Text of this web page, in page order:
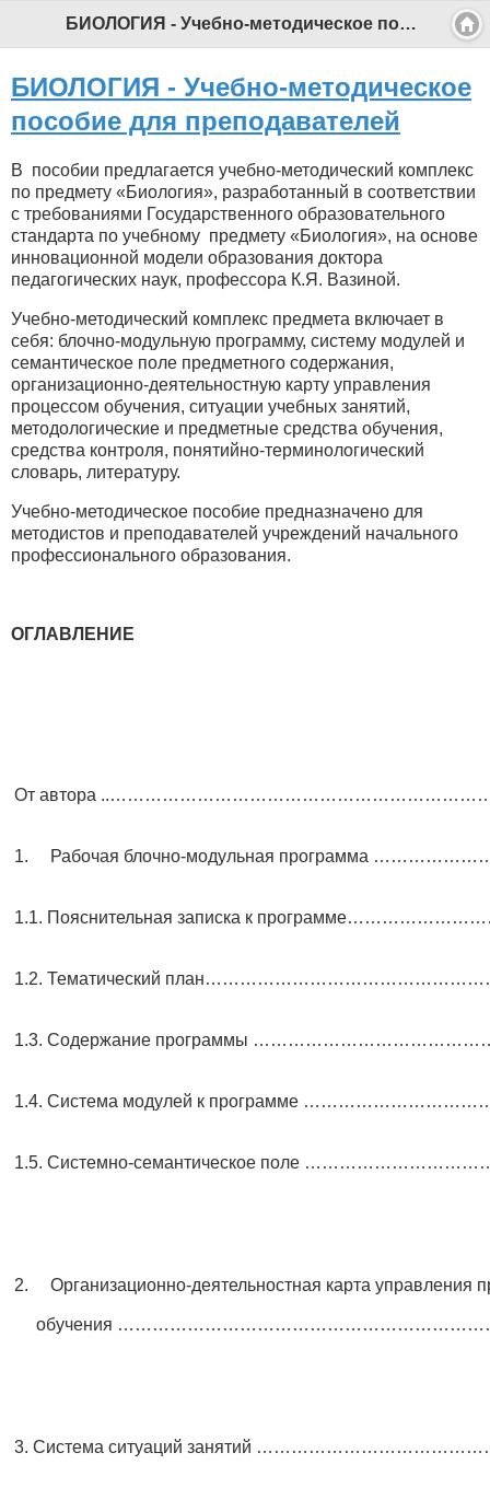
БИОЛОГИЯ - Учебно-методическое пособие для преподавателей - Профессиональный педагог
БИОЛОГИЯ - Учебно-методическое
пособие для преподавателей
В пособии предлагается учебно-методический комплекс
по предмету «Биология», разработанный в соответствии
с требованиями Государственного образовательного
стандарта по учебному предмету «Биология», на основе
инновационной модели образования доктора
педагогических наук, профессора К.Я. Вазиной.
Учебно-методический комплекс предмета включает в
себя: блочно-модульную программу, систему модулей и
семантическое поле предметного содержания,
организационно-деятельностную карту управления
процессом обучения, ситуации учебных занятий,
методологические и предметные средства обучения,
средства контроля, понятийно-терминологический
словарь, литературу.
Учебно-методическое пособие предназначено для
методистов и преподавателей учреждений начального
профессионального образования.
ОГЛАВЛЕНИЕ
От автора
1. Рабочая блочно-модульная программа
1.1. Пояснительная записка к
1.2. Тематический
1.3. Содержание программы
1.4. Система модулей к программе
1.5. Системно-семантическое поле
2. Организационно-деятельностная карта управления
обучения
3. Система ситуаций занятий